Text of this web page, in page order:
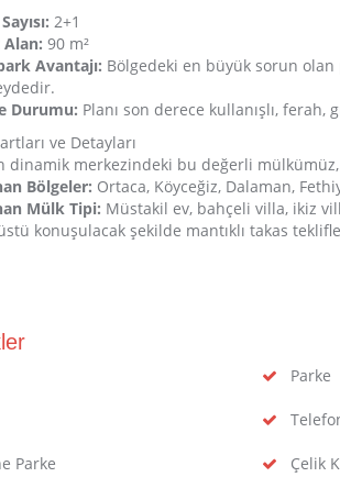
2+1
90 m²
Avantajı: Bölgedeki en büyük sorun
Durumu: Planı son derece kullanışlı, ferah,
ve Detayları
dinamik merkezindeki bu değerli mülkümüz,
Bölgeler: Ortaca, Köyceğiz, Dalaman,
Mülk Tipi: Müstakil ev, bahçeli villa, ikiz
konuşulacak şekilde mantıklı takas
Parke
Parke Çelik